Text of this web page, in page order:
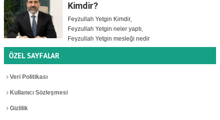
Kimdir?
Feyzullah Yetgin Kimdir,
Feyzullah Yetgin neler yaptı,
Feyzullah Yetgin mesleği nedir
ÖZEL SAYFALAR
Veri Politikası
Kullanıcı Sözleşmesi
Gizlilik